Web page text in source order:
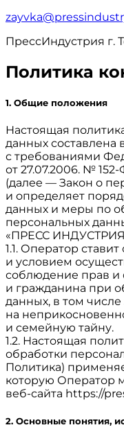
ПрессИндустрия г.
Политика
1. Общие положения
Настоящая
данных составлена
с требованиями
от 27.07.2006. №
(далее — Закон о
и определяет
данных и меры по
персональных
«ПРЕСС
1.1. Оператор
и условием
соблюдение прав и
и гражданина при
данных, в том
на
и семейную тайну.
1.2. Настоящая
обработки
Политика)
которую Оператор
веб-сайта https://
2. Основные понятия,